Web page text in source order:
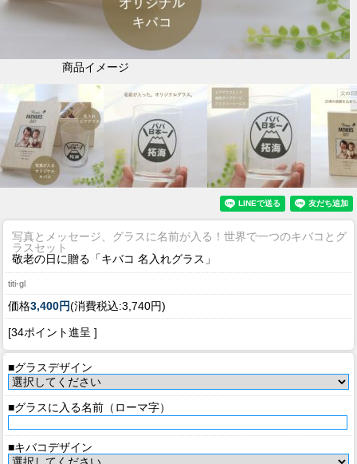
商品イメージ
写真とメッセージ、グラスに名前が入る！世界で一つのキバコとグ
ラスセット
敬老の日に贈る「キバコ 名入れグラス」
titi-gl
価格3,400円(消費税込:3,740円)
[34ポイント進呈 ]
■グラスデザイン
■グラスに入る名前（ローマ字）
■キバコデザイン